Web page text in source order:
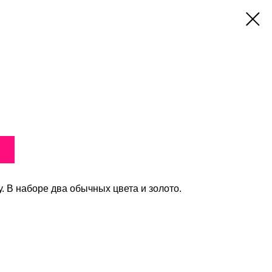
В наборе два обычных цвета и золото.